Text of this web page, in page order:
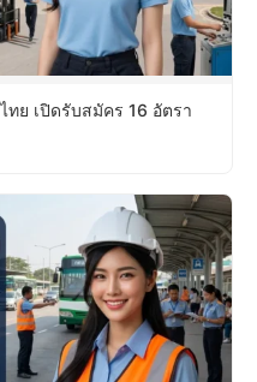
ทย เปิดรับสมัคร 16 อัตรา